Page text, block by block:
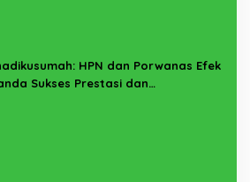
HPN dan Porwanas Efek
Sukses Prestasi dan